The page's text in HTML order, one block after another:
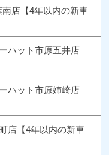
店【4年以内の新車
ハット市原五井店
ハット市原姉崎店
店【4年以内の新車